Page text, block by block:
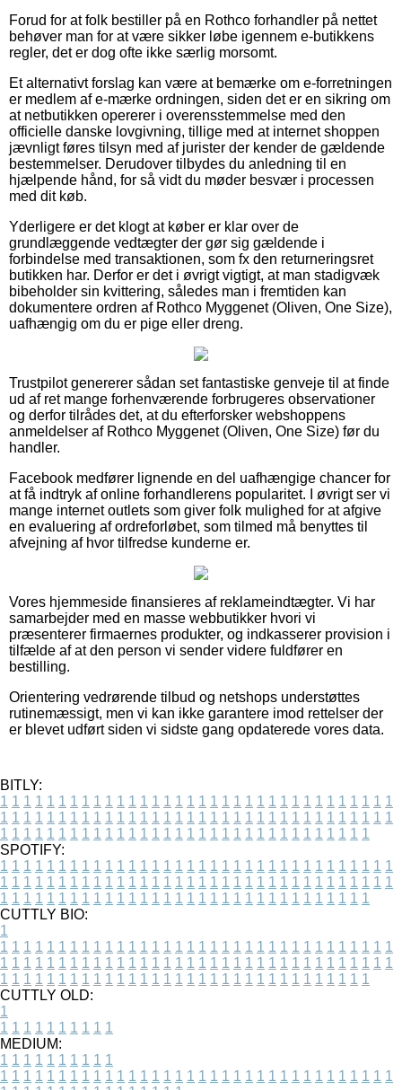
Forud for at folk bestiller på en Rothco forhandler på nettet
behøver man for at være sikker løbe igennem e-butikkens
regler, det er dog ofte ikke særlig morsomt.
Et alternativt forslag kan være at bemærke om e-forretningen
er medlem af e-mærke ordningen, siden det er en sikring om
at netbutikken opererer i overensstemmelse med den
officielle danske lovgivning, tillige med at internet shoppen
jævnligt føres tilsyn med af jurister der kender de gældende
bestemmelser. Derudover tilbydes du anledning til en
hjælpende hånd, for så vidt du møder besvær i processen
med dit køb.
Yderligere er det klogt at køber er klar over de
grundlæggende vedtægter der gør sig gældende i
forbindelse med transaktionen, som fx den returneringsret
butikken har. Derfor er det i øvrigt vigtigt, at man stadigvæk
bibeholder sin kvittering, således man i fremtiden kan
dokumentere ordren af Rothco Myggenet (Oliven, One Size),
uafhængig om du er pige eller dreng.
Trustpilot genererer sådan set fantastiske genveje til at finde
ud af ret mange forhenværende forbrugeres observationer
og derfor tilrådes det, at du efterforsker webshoppens
anmeldelser af Rothco Myggenet (Oliven, One Size) før du
handler.
Facebook medfører lignende en del uafhængige chancer for
at få indtryk af online forhandlerens popularitet. I øvrigt ser vi
mange internet outlets som giver folk mulighed for at afgive
en evaluering af ordreforløbet, som tilmed må benyttes til
afvejning af hvor tilfredse kunderne er.
Vores hjemmeside finansieres af reklameindtægter. Vi har
samarbejder med en masse webbutikker hvori vi
præsenterer firmaernes produkter, og indkasserer provision i
tilfælde af at den person vi sender videre fuldfører en
bestilling.
Orientering vedrørende tilbud og netshops understøttes
rutinemæssigt, men vi kan ikke garantere imod rettelser der
er blevet udført siden vi sidste gang opdaterede vores data.
BITLY:
1 1 1 1 1 1 1 1 1 1 1 1 1 1 1 1 1 1 1 1 1 1 1 1 1 1 1 1 1 1 1 1 1 1
1 1 1 1 1 1 1 1 1 1 1 1 1 1 1 1 1 1 1 1 1 1 1 1 1 1 1 1 1 1 1 1 1 1
1 1 1 1 1 1 1 1 1 1 1 1 1 1 1 1 1 1 1 1 1 1 1 1 1 1 1 1 1 1 1 1
SPOTIFY:
1 1 1 1 1 1 1 1 1 1 1 1 1 1 1 1 1 1 1 1 1 1 1 1 1 1 1 1 1 1 1 1 1 1
1 1 1 1 1 1 1 1 1 1 1 1 1 1 1 1 1 1 1 1 1 1 1 1 1 1 1 1 1 1 1 1 1 1
1 1 1 1 1 1 1 1 1 1 1 1 1 1 1 1 1 1 1 1 1 1 1 1 1 1 1 1 1 1 1 1
CUTTLY BIO:
1
1 1 1 1 1 1 1 1 1 1 1 1 1 1 1 1 1 1 1 1 1 1 1 1 1 1 1 1 1 1 1 1 1 1
1 1 1 1 1 1 1 1 1 1 1 1 1 1 1 1 1 1 1 1 1 1 1 1 1 1 1 1 1 1 1 1 1 1
1 1 1 1 1 1 1 1 1 1 1 1 1 1 1 1 1 1 1 1 1 1 1 1 1 1 1 1 1 1 1 1
CUTTLY OLD:
1
1 1 1 1 1 1 1 1 1 1
MEDIUM:
1 1 1 1 1 1 1 1 1 1
1 1 1 1 1 1 1 1 1 1 1 1 1 1 1 1 1 1 1 1 1 1 1 1 1 1 1 1 1 1 1 1 1 1